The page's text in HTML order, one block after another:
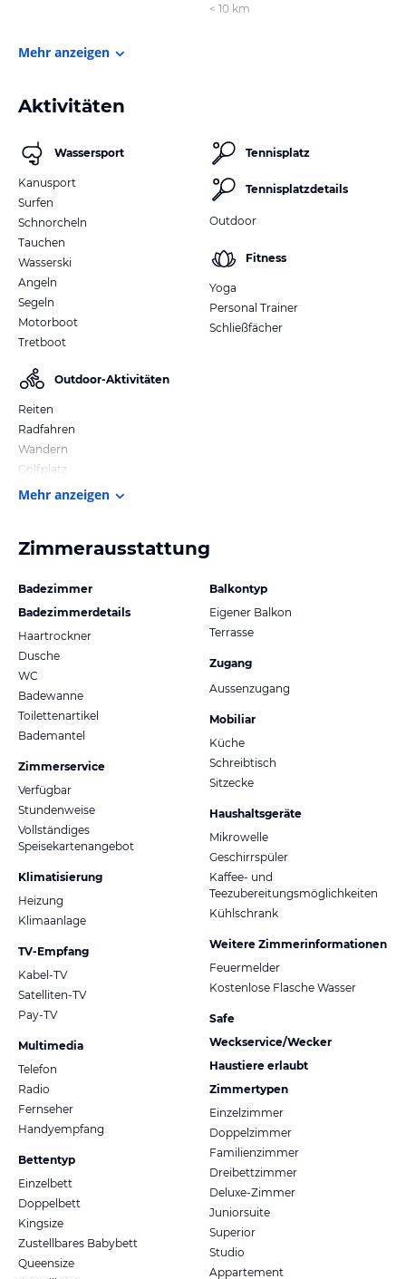
< 10 km
Mehr anzeigen
Aktivitäten
Wassersport
Kanusport
Surfen
Schnorcheln
Tauchen
Wasserski
Angeln
Segeln
Motorboot
Tretboot
Outdoor-Aktivitäten
Reiten
Radfahren
Wandern
Golfplatz
Tennisplatz
Tennisplatzdetails
Outdoor
Fitness
Yoga
Personal Trainer
Schließfächer
Mehr anzeigen
Zimmerausstattung
Badezimmer
Badezimmerdetails
Haartrockner
Dusche
WC
Badewanne
Toilettenartikel
Bademantel
Zimmerservice
Verfügbar
Stundenweise
Vollständiges
Speisekartenangebot
Klimatisierung
Heizung
Klimaanlage
TV-Empfang
Kabel-TV
Satelliten-TV
Pay-TV
Multimedia
Telefon
Radio
Fernseher
Handyempfang
Bettentyp
Einzelbett
Doppelbett
Kingsize
Zustellbares Babybett
Queensize
Balkontyp
Eigener Balkon
Terrasse
Zugang
Aussenzugang
Mobiliar
Küche
Schreibtisch
Sitzecke
Haushaltsgeräte
Mikrowelle
Geschirrspüler
Kaffee- und
Teezubereitungsmöglichkeiten
Kühlschrank
Weitere Zimmerinformationen
Feuermelder
Kostenlose Flasche Wasser
Safe
Weckservice/Wecker
Haustiere erlaubt
Zimmertypen
Einzelzimmer
Doppelzimmer
Familienzimmer
Dreibettzimmer
Deluxe-Zimmer
Juniorsuite
Superior
Studio
Appartement